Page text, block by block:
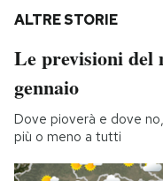
ALTRE STORIE
Le previsioni del
gennaio
Dove pioverà e dove
più o meno a tutti